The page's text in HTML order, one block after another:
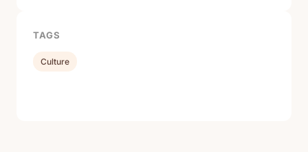
TAGS
Culture